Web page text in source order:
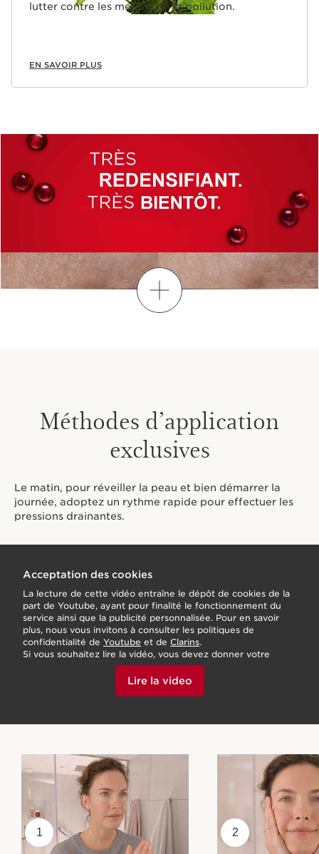
lutter contre les méfaits de la pollution.
EN SAVOIR PLUS
DE MEILLEURS
INGRÉDIENTS
d’harungana et d’ajonc bio, s’associent dans une
contre le relâchement de la peau.
Découvrir
Méthodes d’application
exclusives
Le matin, pour réveiller la peau et bien démarrer la
journée, adoptez un rythme rapide pour effectuer les
pressions drainantes.
Acceptation des cookies
La lecture de cette vidéo entraîne le dépôt de cookies de la
part de Youtube, ayant pour finalité le fonctionnement du
service ainsi que la publicité personnalisée. Pour en savoir
plus, nous vous invitons à consulter les politiques de
confidentialité de Youtube et de Clarins.
Si vous souhaitez lire la vidéo, vous devez donner votre
accord en cliquant ci-dessous.
Lire la video
1 2